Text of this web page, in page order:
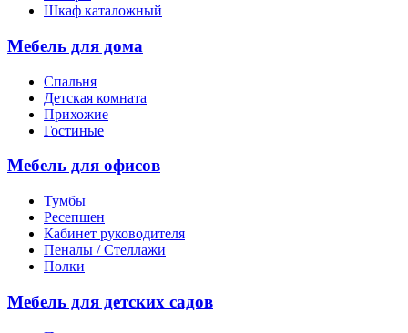
Шкаф каталожный
Мебель для дома
Спальня
Детская комната
Прихожие
Гостиные
Мебель для офисов
Тумбы
Ресепшен
Кабинет руководителя
Пеналы / Стеллажи
Полки
Мебель для детских садов